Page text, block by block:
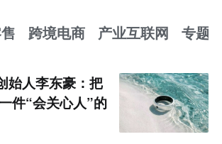
跨境电商 产业互联网 专题
始人李东豪：把
件“会关心人”的